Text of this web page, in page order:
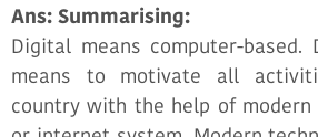
Ans: Summarising:
Digital means computer-based.
means to motivate all
country with the help of